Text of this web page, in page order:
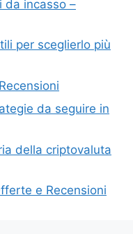
da incasso –
per sceglierlo più
da seguire in
della criptovaluta
e Recensioni